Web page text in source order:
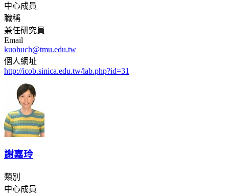
中心成員
職稱
兼任研究員
Email
kuohuch@tmu.edu.tw
個人網址
http://icob.sinica.edu.tw/lab.php?id=31
謝嘉玲
類別
中心成員